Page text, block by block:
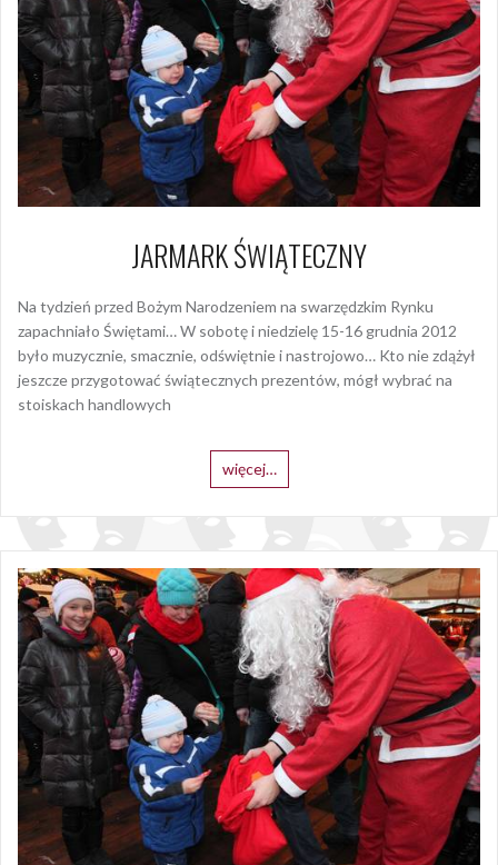
JARMARK ŚWIĄTECZNY
Na tydzień przed Bożym Narodzeniem na swarzędzkim Rynku
zapachniało Świętami… W sobotę i niedzielę 15-16 grudnia 2012
było muzycznie, smacznie, odświętnie i nastrojowo… Kto nie zdążył
jeszcze przygotować świątecznych prezentów, mógł wybrać na
stoiskach handlowych
więcej…